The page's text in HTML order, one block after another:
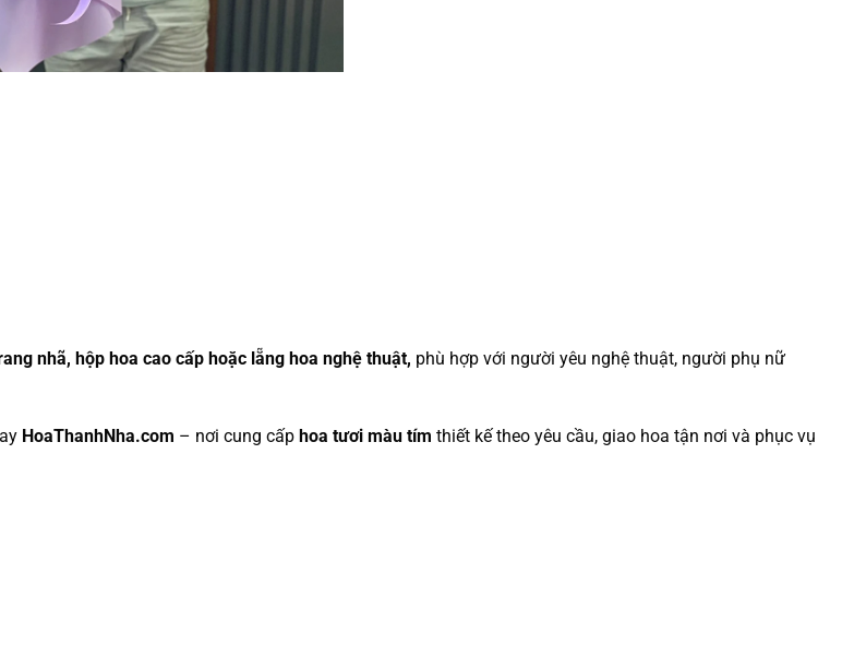
nhã, hộp hoa cao cấp hoặc lẵng hoa nghệ thuật, phù hợp với người yêu nghệ thuật, người phụ nữ
HoaThanhNha.com – nơi cung cấp hoa tươi màu tím thiết kế theo yêu cầu, giao hoa tận nơi và phục vụ